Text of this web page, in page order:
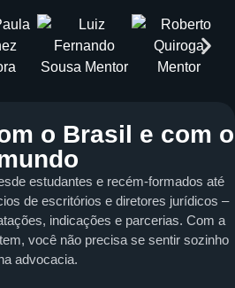
o Brasil e com o
estudantes e recém-formados até
de escritórios e diretores jurídicos –
indicações e parcerias. Com a
você não precisa se sentir sozinho
advocacia.